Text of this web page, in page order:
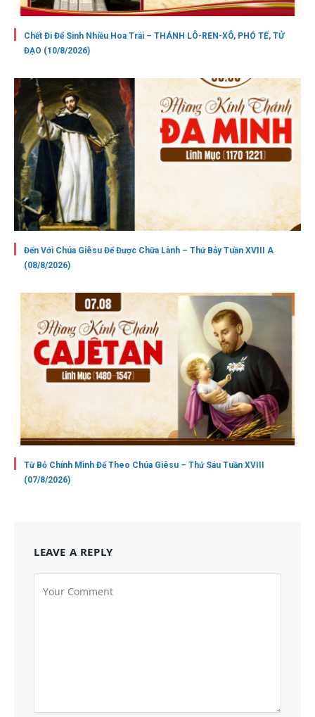
Chết Đi Để Sinh Nhiều Hoa Trái – THÁNH LÔ-REN-XÔ, PHÓ TẾ, TỬ
ĐẠO (10/8/2026)
Đến Với Chúa Giêsu Để Được Chữa Lành – Thứ Bảy Tuần XVIII A
(08/8/2026)
Từ Bỏ Chính Mình Để Theo Chúa Giêsu – Thứ Sáu Tuần XVIII
(07/8/2026)
LEAVE A REPLY